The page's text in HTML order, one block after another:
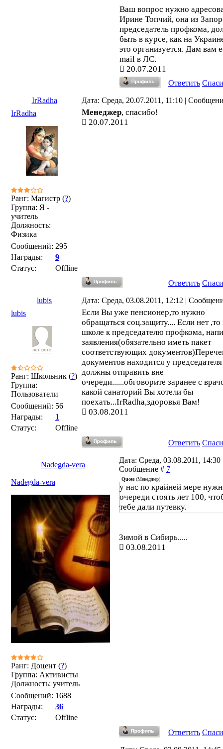
Ваш вопрос нужно
Ирине Топчий, она из
председатель профкома,
быть в курсе, как на
это организуется. Дам вам
mail в ЛС.
20.07.2011
Ответить
IrRadha
Дата: Среда, 20.07.2011, 11:10 |
IrRadha
Ранг: Магистр (?)
Группа: Я -
учитель
Должность:
Физика
Сообщений: 295
Награды:
9
Статус:
Offline
Менеджер, спасибо!
20.07.2011
Ответить
lubis
Дата: Среда, 03.08.2011, 12:12 |
lubis
Ранг: Школьник (?)
Группа:
Пользователи
Сообщений: 56
Награды:
1
Статус:
Offline
Если Вы уже пенсионер,то нужно
обращаться соц.защиту.... Если нет
школе к председателю профкома,
заявления(обязательно иметь пакет
соответствующих
документов находится у
должны отправить вне
очереди......обговорите заранее с
какой санаторий Вы хотели бы
поехать...IrRadha,здоровья Вам!
03.08.2011
Ответить
Nadegda-vera
Дата: Среда, 03.08.2011, 14:30
Сообщение # 7
Nadegda-vera
Ранг: Доцент (?)
Группа: Активисты
Должность: учитель
Сообщений: 1688
Награды:
36
Статус:
Offline
Quote(Менеджер)
у нас по крайней мере
очереди стоять лет 100,
тебе дали путевку.
Зимой в Сибирь.....
03.08.2011
Ответить